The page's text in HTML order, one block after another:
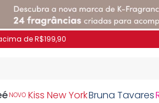
Pague no PIX e ganhe 7% OFF
NOVO Kiss New YorkBruna Tavares